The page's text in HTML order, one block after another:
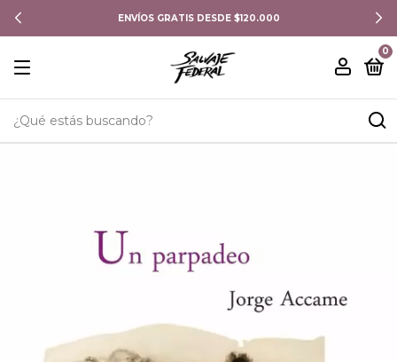
ENVÍOS GRATIS DESDE $120.000
0